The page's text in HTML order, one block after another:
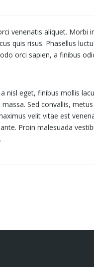
venenatis aliquet.
quis risus. Phasellus
orci sapien, a finibus
nisl eget, finibus mollis
Sed convallis,
velit vitae est
Proin malesuada